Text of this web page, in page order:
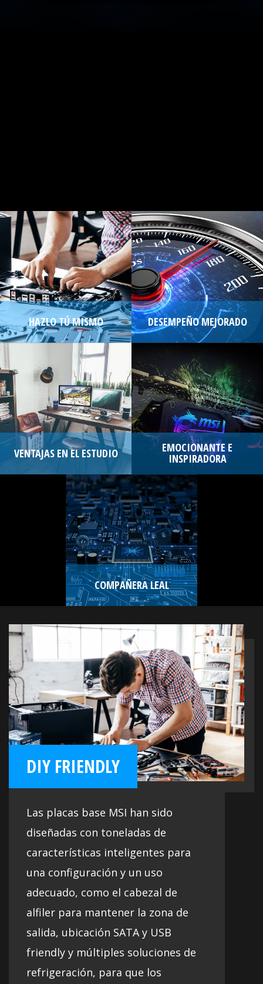
HAZLO TÚ MISMO DESEMPEÑO MEJORADO
VENTAJAS EN EL ESTUDIO EMOCIONANTE E
INSPIRADORA
COMPAÑERA LEAL
DIY FRIENDLY
Las placas base MSI han sido
diseñadas con toneladas de
características inteligentes para
una configuración y un uso
adecuado, como el cabezal de
alfiler para mantener la zona de
salida, ubicación SATA y USB
friendly y múltiples soluciones de
refrigeración, para que los